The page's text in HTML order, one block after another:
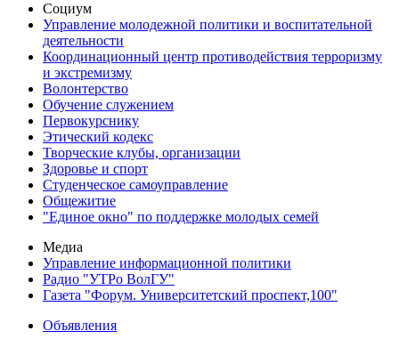
Социум
Управление молодежной политики и воспитательной
деятельности
Координационный центр противодействия терроризму
и экстремизму
Волонтерство
Обучение служением
Первокурснику
Этический кодекс
Творческие клубы, организации
Здоровье и спорт
Студенческое самоуправление
Общежитие
"Единое окно" по поддержке молодых семей
Медиа
Управление информационной политики
Радио "УТРо ВолГУ"
Газета "Форум. Университетский проспект,100"
Объявления